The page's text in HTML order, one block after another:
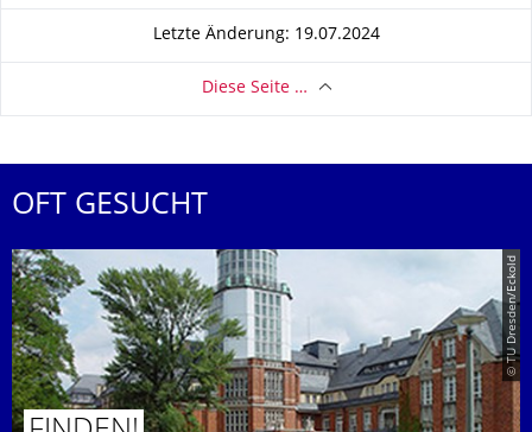
Letzte Änderung: 19.07.2024
Diese Seite …
OFT GESUCHT
© TU Dresden/Eckold